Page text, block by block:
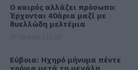
Ο καιρός αλλάζει πρόσωπο:
Έρχονται 40άρια μαζί με
θυελλώδη μελτέμια
Εύβοια: Ηχηρό μήνυμα πέντε
χρόνια μετά τη μεγάλη